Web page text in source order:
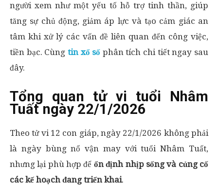
người xem như một yếu tố hỗ trợ tinh thần, giúp
tăng sự chủ động, giảm áp lực và tạo cảm giác an
tâm khi xử lý các vấn đề liên quan đến công việc,
tiền bạc. Cùng tin xổ số phân tích chi tiết ngay sau
đây.
Tổng quan tử vi tuổi Nhâm
Tuất ngày 22/1/2026
Theo tử vi 12 con giáp, ngày 22/1/2026 không phải
là ngày bùng nổ vận may với tuổi Nhâm Tuất,
nhưng lại phù hợp để ổn định nhịp sống và củng cố
các kế hoạch đang triển khai.